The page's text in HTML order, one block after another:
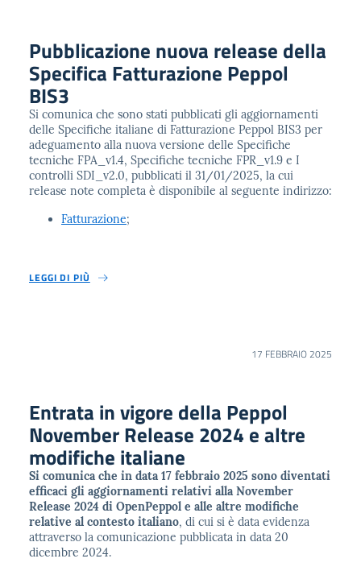
Pubblicazione nuova release della
Specifica Fatturazione Peppol
BIS3
Si comunica che sono stati pubblicati gli aggiornamenti
delle Specifiche italiane di Fatturazione Peppol BIS3 per
adeguamento alla nuova versione delle Specifiche
tecniche FPA_v1.4, Specifiche tecniche FPR_v1.9 e I
controlli SDI_v2.0, pubblicati il 31/01/2025, la cui
release note completa è disponibile al seguente indirizzo:
Fatturazione;
LEGGI DI PIÙ
17 FEBBRAIO 2025
Entrata in vigore della Peppol
November Release 2024 e altre
modifiche italiane
Si comunica che in data 17 febbraio 2025 sono diventati
efficaci gli aggiornamenti relativi alla November
Release 2024 di OpenPeppol e alle altre modifiche
relative al contesto italiano, di cui si è data evidenza
attraverso la comunicazione pubblicata in data 20
dicembre 2024.